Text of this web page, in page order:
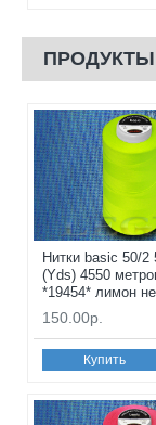
Нитки basic 50/2
(Yds) 4550
*19454* лимон
150.00р.
Купить